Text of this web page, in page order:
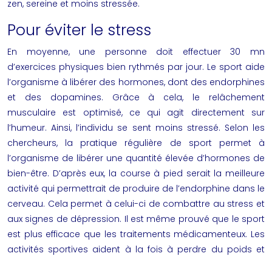
zen, sereine et moins stressée.
Pour éviter le stress
En moyenne, une personne doit effectuer 30 mn
d’exercices physiques bien rythmés par jour. Le sport aide
l’organisme à libérer des hormones, dont des endorphines
et des dopamines. Grâce à cela, le relâchement
musculaire est optimisé, ce qui agit directement sur
l’humeur. Ainsi, l’individu se sent moins stressé. Selon les
chercheurs, la pratique régulière de sport permet à
l’organisme de libérer une quantité élevée d’hormones de
bien-être. D’après eux, la course à pied serait la meilleure
activité qui permettrait de produire de l’endorphine dans le
cerveau. Cela permet à celui-ci de combattre au stress et
aux signes de dépression. Il est même prouvé que le sport
est plus efficace que les traitements médicamenteux. Les
activités sportives aident à la fois à perdre du poids et